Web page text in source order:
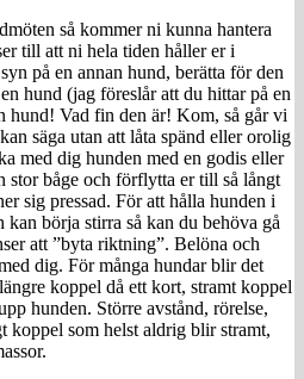
så kommer ni kunna hantera
till att ni hela tiden håller er i
på en annan hund, berätta för den
hund (jag föreslår att du hittar på en
hund! Vad fin den är! Kom, så går vi
säga utan att låta spänd eller orolig
med dig hunden med en godis eller
stor båge och förflytta er till så långt
sig pressad. För att hålla hunden i
kan börja stirra så kan du behöva gå
att ”byta riktning”. Belöna och
dig. För många hundar blir det
koppel då ett kort, stramt koppel
hunden. Större avstånd, rörelse,
koppel som helst aldrig blir stramt,